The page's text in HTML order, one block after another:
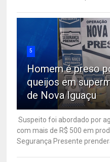
5
Homem é preso
queijos em
de Nova Iguaçu
Suspeito foi abordado por
com mais de R$ 500 em
Segurança Presente